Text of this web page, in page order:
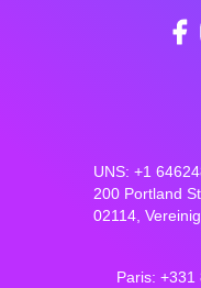
UNS: +1
200 Portland
02114,
Paris: +331